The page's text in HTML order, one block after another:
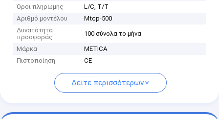
Όροι πληρωμής
L/C, T/T
Αριθμό μοντέλου
Mtcp-500
Δυνατότητα
προσφοράς
100 σύνολα το μήνα
Μάρκα
METICA
Πιστοποίηση
CE
Δείτε περισσότερων